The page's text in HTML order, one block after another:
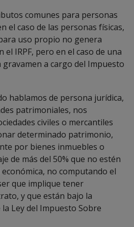
comunes para personas
el caso de las personas físicas,
uso propio no genera
IRPF, pero en el caso de una
gravamen a cargo del Impuesto
hablamos de persona jurídica,
patrimoniales, nos
civiles o mercantiles
determinado patrimonio,
por bienes inmuebles o
de más del 50% que no estén
no computando el
que implique tener
y que están bajo la
Ley del Impuesto Sobre